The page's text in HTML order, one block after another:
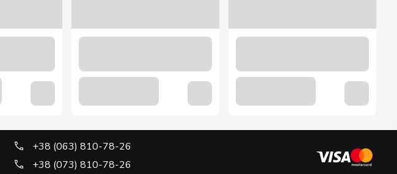
+38 (063) 810-78-26
+38 (073) 810-78-26